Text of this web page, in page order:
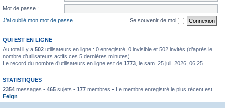
Mot de passe :
J’ai oublié mon mot de passe
Se souvenir de moi
QUI EST EN LIGNE
Au total il y a 502 utilisateurs en ligne : 0 enregistré, 0 invisible et 502 invités (d’après le
nombre d’utilisateurs actifs ces 5 dernières minutes)
Le record du nombre d’utilisateurs en ligne est de 1773 , le sam. 25 juil. 2026, 06:25
STATISTIQUES
2354 messages • 465 sujets • 177 membres • Le membre enregistré le plus récent est
Feign